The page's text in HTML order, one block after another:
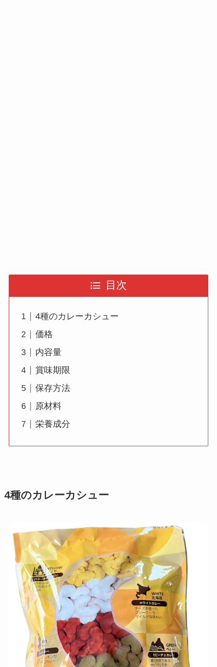
目次
4種のカレーカシュー
価格
内容量
賞味期限
保存方法
原材料
栄養成分
4種のカレーカシュー